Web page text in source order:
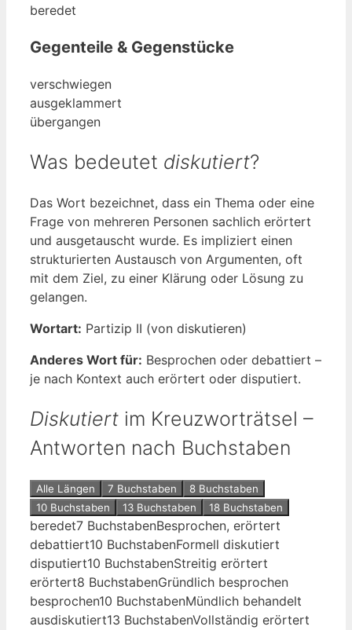
beredet
Gegenteile & Gegenstücke
verschwiegen
ausgeklammert
übergangen
Was bedeutet diskutiert?
Das Wort bezeichnet, dass ein Thema oder eine
Frage von mehreren Personen sachlich erörtert
und ausgetauscht wurde. Es impliziert einen
strukturierten Austausch von Argumenten, oft
mit dem Ziel, zu einer Klärung oder Lösung zu
gelangen.
Wortart: Partizip II (von diskutieren)
Anderes Wort für: Besprochen oder debattiert –
je nach Kontext auch erörtert oder disputiert.
Diskutiert im Kreuzworträtsel –
Antworten nach Buchstaben
Alle Längen 7 Buchstaben
8 Buchstaben
10 Buchstaben
13 Buchstaben 18 Buchstaben
beredet7 BuchstabenBesprochen, erörtert
debattiert10 BuchstabenFormell diskutiert
disputiert10 BuchstabenStreitig erörtert
erörtert8 BuchstabenGründlich besprochen
besprochen10 BuchstabenMündlich behandelt
ausdiskutiert13 BuchstabenVollständig erörtert